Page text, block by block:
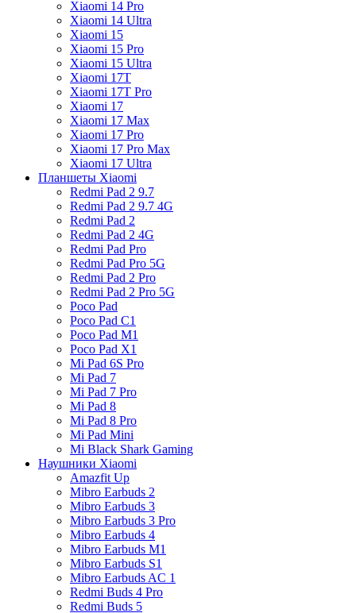
Xiaomi 14 Pro
Xiaomi 14 Ultra
Xiaomi 15
Xiaomi 15 Pro
Xiaomi 15 Ultra
Xiaomi 17T
Xiaomi 17T Pro
Xiaomi 17
Xiaomi 17 Max
Xiaomi 17 Pro
Xiaomi 17 Pro Max
Xiaomi 17 Ultra
Планшеты Xiaomi
Redmi Pad 2 9.7
Redmi Pad 2 9.7 4G
Redmi Pad 2
Redmi Pad 2 4G
Redmi Pad Pro
Redmi Pad Pro 5G
Redmi Pad 2 Pro
Redmi Pad 2 Pro 5G
Poco Pad
Poco Pad C1
Poco Pad M1
Poco Pad X1
Mi Pad 6S Pro
Mi Pad 7
Mi Pad 7 Pro
Mi Pad 8
Mi Pad 8 Pro
Mi Pad Mini
Mi Black Shark Gaming
Наушники Xiaomi
Amazfit Up
Mibro Earbuds 2
Mibro Earbuds 3
Mibro Earbuds 3 Pro
Mibro Earbuds 4
Mibro Earbuds M1
Mibro Earbuds S1
Mibro Earbuds AC 1
Redmi Buds 4 Pro
Redmi Buds 5